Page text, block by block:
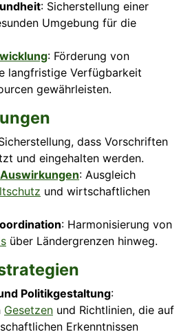
: Sicherstellung einer
Umgebung für die
: Förderung von
langfristige Verfügbarkeit
gewährleisten.
dass Vorschriften
und eingehalten werden.
Auswirkungen: Ausgleich
und wirtschaftlichen
: Harmonisierung von
über Ländergrenzen hinweg.
Politikgestaltung:
Gesetzen und Richtlinien, die auf
Erkenntnissen